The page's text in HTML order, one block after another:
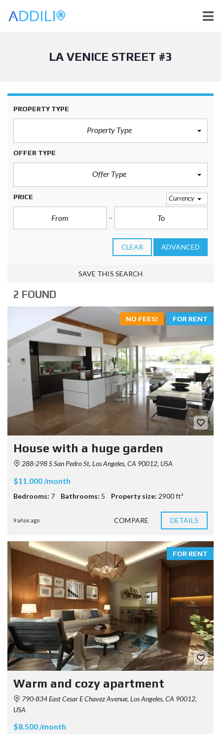
LA VENICE STREET #3
PROPERTY TYPE
Property Type
OFFER TYPE
Offer Type
PRICE Currency
CLEAR ADVANCED
SAVE THIS SEARCH
2 FOUND
FOR RENT
NO FEES!
House with a huge garden
288-298 S San Pedro St, Los Angeles, CA 90012, USA
$11.000 /month
Bedrooms: 7 Bathrooms: 5 Property size: 2900 ft²
9 años ago COMPARE DETAILS
FOR RENT
Warm and cozy apartment
790-834 East Cesar E Chavez Avenue, Los Angeles, CA 90012,
USA
$8.500 /month